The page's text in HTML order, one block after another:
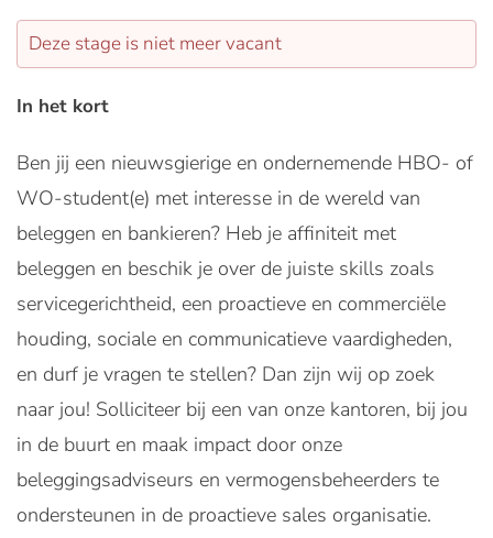
Deze stage is niet meer vacant
In het kort
Ben jij een nieuwsgierige en ondernemende HBO- of
WO-student(e) met interesse in de wereld van
beleggen en bankieren? Heb je affiniteit met
beleggen en beschik je over de juiste skills zoals
servicegerichtheid, een proactieve en commerciële
houding, sociale en communicatieve vaardigheden,
en durf je vragen te stellen? Dan zijn wij op zoek
naar jou! Solliciteer bij een van onze kantoren, bij jou
in de buurt en maak impact door onze
beleggingsadviseurs en vermogensbeheerders te
ondersteunen in de proactieve sales organisatie.